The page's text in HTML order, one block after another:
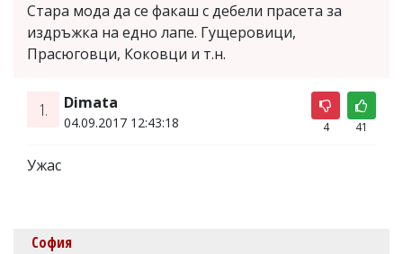
Стара мода да се факаш с дебели прасета за
издръжка на едно лапе. Гущеровици,
Прасюговци, Коковци и т.н.
1. Dimata
04.09.2017 12:43:18 4 41
Ужас
София